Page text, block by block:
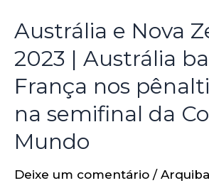
Austrália e Nova
2023 | Austrália
França nos
na semifinal da
Mundo
Deixe um comentário /